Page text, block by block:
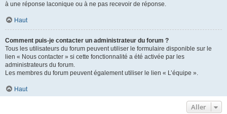
à une réponse laconique ou à ne pas recevoir de réponse.
Haut
Comment puis-je contacter un administrateur du forum ?
Tous les utilisateurs du forum peuvent utiliser le formulaire disponible sur le
lien « Nous contacter » si cette fonctionnalité a été activée par les
administrateurs du forum.
Les membres du forum peuvent également utiliser le lien « L’équipe ».
Haut
Aller